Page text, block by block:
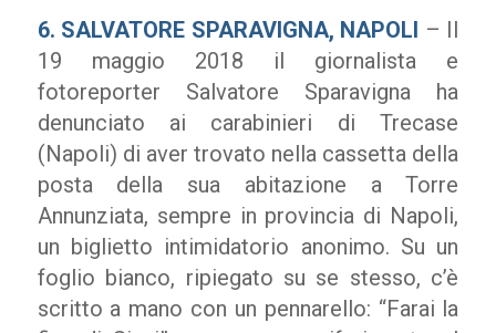
6. SALVATORE SPARAVIGNA, NAPOLI – Il
19 maggio 2018 il giornalista e
fotoreporter Salvatore Sparavigna ha
denunciato ai carabinieri di Trecase
(Napoli) di aver trovato nella cassetta della
posta della sua abitazione a Torre
Annunziata, sempre in provincia di Napoli,
un biglietto intimidatorio anonimo. Su un
foglio bianco, ripiegato su se stesso, c’è
scritto a mano con un pennarello: “Farai la